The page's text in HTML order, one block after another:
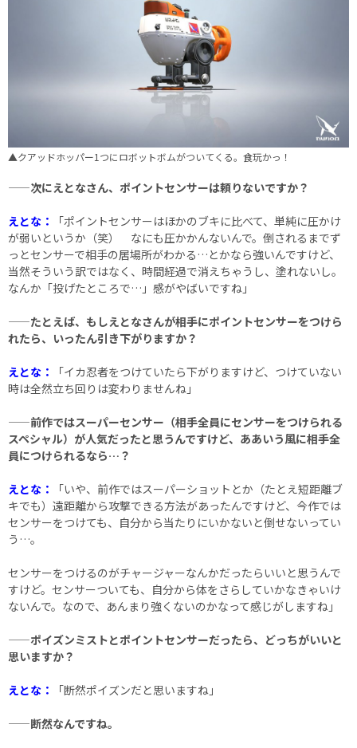
▲クアッドホッパー1つにロボットボムがついてくる。食玩かっ！
——次にえとなさん、ポイントセンサーは頼りないですか？
えとな：
「ポイントセンサーはほかのブキに比べて、単純に圧かけ
が弱いというか（笑） なにも圧かかんないんで。倒されるまでず
っとセンサーで相手の居場所がわかる…とかなら強いんですけど、
当然そういう訳ではなく、時間経過で消えちゃうし、塗れないし。
なんか「投げたところで…」感がやばいですね」
——たとえば、もしえとなさんが相手にポイントセンサーをつけら
れたら、いったん引き下がりますか？
えとな：
「イカ忍者をつけていたら下がりますけど、つけていない
時は全然立ち回りは変わりませんね」
——前作ではスーパーセンサー（相手全員にセンサーをつけられる
スペシャル）が人気だったと思うんですけど、ああいう風に相手全
員につけられるなら…？
えとな：
「いや、前作ではスーパーショットとか（たとえ短距離ブ
キでも）遠距離から攻撃できる方法があったんですけど、今作では
センサーをつけても、自分から当たりにいかないと倒せないってい
う…。
センサーをつけるのがチャージャーなんかだったらいいと思うんで
すけど。センサーついても、自分から体をさらしていかなきゃいけ
ないんで。なので、あんまり強くないのかなって感じがしますね」
——ポイズンミストとポイントセンサーだったら、どっちがいいと
思いますか？
えとな： 「断然ポイズンだと思いますね」
——断然なんですね。